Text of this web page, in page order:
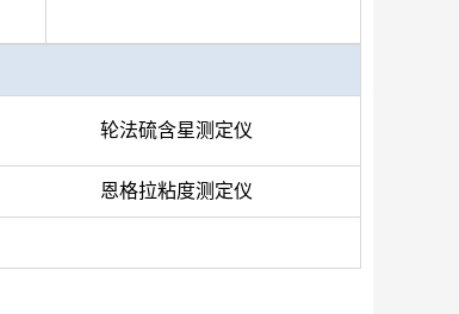
轮法硫含星测定仪
恩格拉粘度测定仪